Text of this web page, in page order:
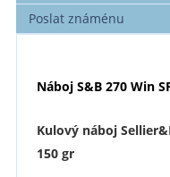
Poslat známénu
Náboj S&B 270 Win
Kulový náboj
150 gr